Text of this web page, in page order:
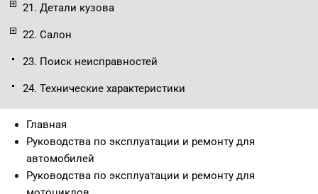
21. Детали кузова
22. Салон
23. Поиск неисправностей
24. Технические характеристики
Главная
Руководства по эксплуатации и ремонту для
автомобилей
Руководства по эксплуатации и ремонту для